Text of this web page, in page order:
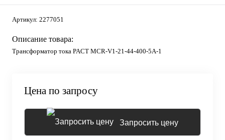
Артикул: 2277051
Описание товара:
Трансформатор тока PACT MCR-V1-21-44-400-5A-1
Цена по запросу
Запросить цену